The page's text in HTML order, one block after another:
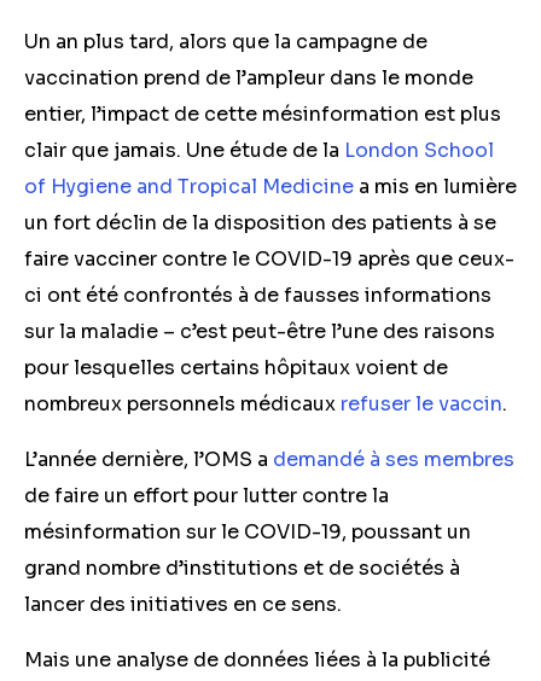
Un an plus tard, alors que la campagne de
vaccination prend de l’ampleur dans le monde
entier, l’impact de cette mésinformation est plus
clair que jamais. Une étude de la London School
of Hygiene and Tropical Medicine a mis en lumière
un fort déclin de la disposition des patients à se
faire vacciner contre le COVID-19 après que ceux-
ci ont été confrontés à de fausses informations
sur la maladie – c’est peut-être l’une des raisons
pour lesquelles certains hôpitaux voient de
nombreux personnels médicaux refuser le vaccin.
L’année dernière, l’OMS a demandé à ses membres
de faire un effort pour lutter contre la
mésinformation sur le COVID-19, poussant un
grand nombre d’institutions et de sociétés à
lancer des initiatives en ce sens.
Mais une analyse de données liées à la publicité